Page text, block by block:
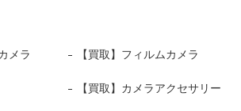
メラ 【買取】フィルムカメラ
【買取】カメラアクセサリー